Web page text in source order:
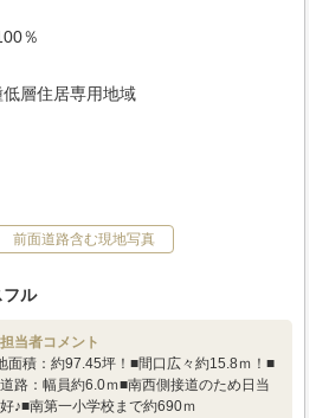
％
層住居専用地域
前面道路含む現地写真
フル
当者コメント
面積：約97.45坪！■間口広々約15.8ｍ！■
路：幅員約6.0ｍ■南西側接道のため日当
♪■南第一小学校まで約690ｍ